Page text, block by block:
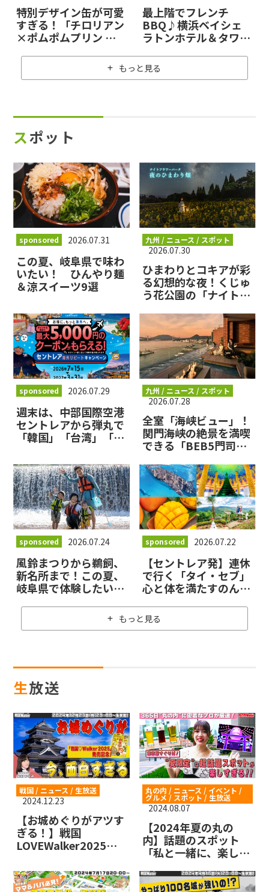
特別デザイン缶が可愛
すぎる！「チロリアン
×ポムポムプリン ク
最上階でフレンチ
BBQ♪横浜ベイシェ
ラトンホテル＆タワー
時間はいかが？
もっと見る
スポット
sponsored 2026.07.31
この夏、岐阜県で味わ
いたい！ ひんやり麺
＆涼スイーツ9選
九州 / ニュース / スポット
2026.07.30
ひまわりとコキアが彩
る幻想的な夜！くじゅ
う花公園の「ナイトフ
Summer〜夜のひまわ
り畑〜」がロマンティ
ックすぎ
sponsored 2026.07.29
週末は、中部国際空港
セントレアから弾丸で
「韓国」「台湾」「香
九州 / ニュース / スポット
2026.07.28
全室「海峡ビュー」！
関門海峡の絶景を満喫
できる「BEB5門司
体験はいかが？
sponsored 2026.07.24
風鈴まつりから鵜飼、
新名所まで！この夏、
岐阜県で体験したい注
sponsored 2026.07.22
【セントレア発】連休
で行く「タイ・セブ」
心と体を満たすのんび
もっと見る
生放送
戦国 / ニュース / 生放送
2024.12.23
【お城めぐりがアツす
ぎる！】戦国
LOVEWalker2025発
が12/23 20時配信！
今こそお城めぐり＆御
丸の内 / ニュース / イベント /
グルメ / スポット / 生放送
2024.08.07
【2024年夏の丸の
内】話題のスポット
「私と一緒に、楽しみ
ル